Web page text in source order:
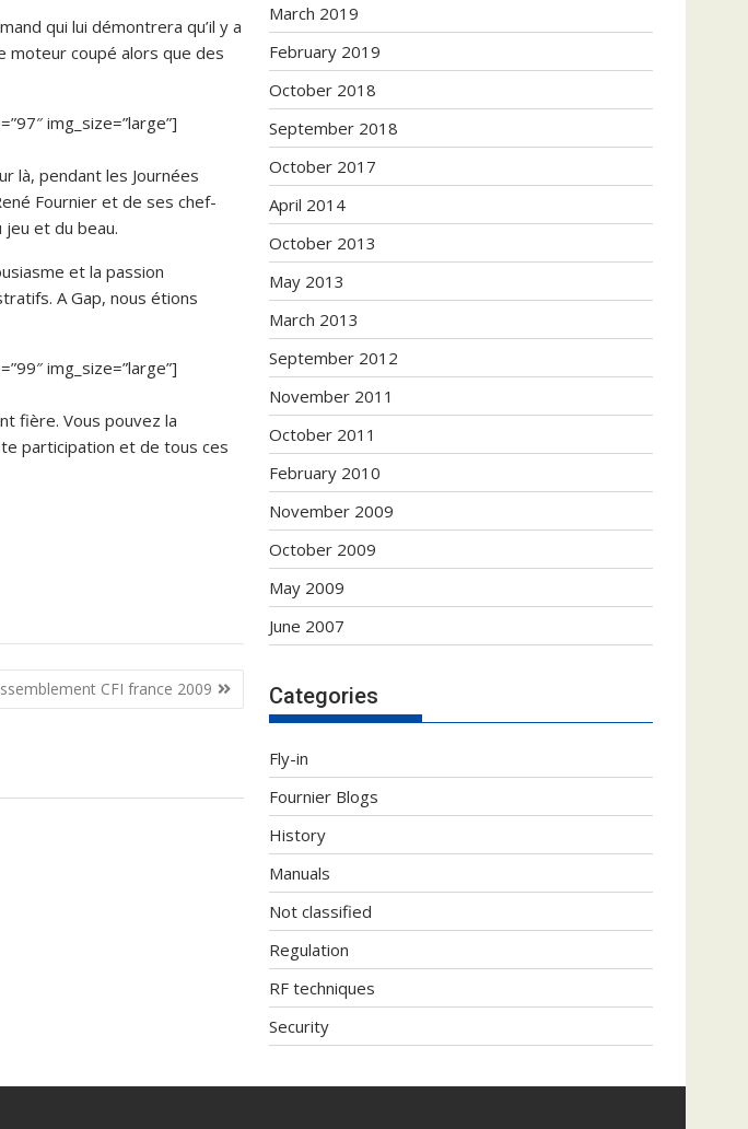
qui lui démontrera qu’il y a
moteur coupé alors que des
img_size=”large”]
là, pendant les Journées
Fournier et de ses chef-
jeu et du beau.
et la passion
A Gap, nous étions
img_size=”large”]
fière. Vous pouvez la
participation et de tous ces
CFI france 2009
March 2019
February 2019
October 2018
September 2018
October 2017
April 2014
October 2013
May 2013
March 2013
September 2012
November 2011
October 2011
February 2010
November 2009
October 2009
May 2009
June 2007
Categories
Fly-in
Fournier Blogs
History
Manuals
Not classified
Regulation
RF techniques
Security